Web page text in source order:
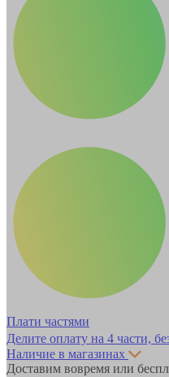
Плати частями
Делите оплату на 4 части,
Наличие в магазинах
Доставим вовремя или